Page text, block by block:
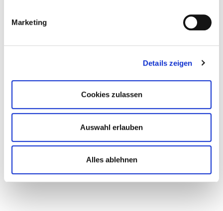
Marketing
Details zeigen
Cookies zulassen
Auswahl erlauben
Alles ablehnen
Chefarztsekretariat
(0421) 879 - 1231
ulrike.morr@gesundheitnord.de